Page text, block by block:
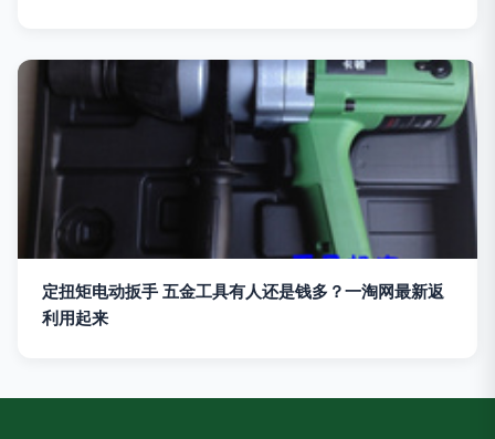
定扭矩电动扳手 五金工具有人还是钱多？一淘网最新返
利用起来